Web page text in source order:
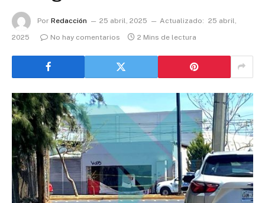
Por Redacción 25 abril, 2025 Actualizado: 25 abril,
2025
No hay comentarios 2 Mins de lectura